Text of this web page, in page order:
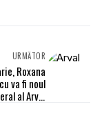
URMĂTOR
Roxana
va fi noul
al Arval